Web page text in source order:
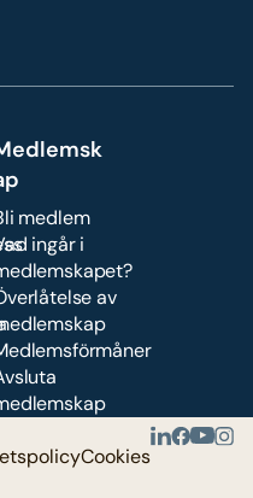
medlem
ingår i
av
Cookies